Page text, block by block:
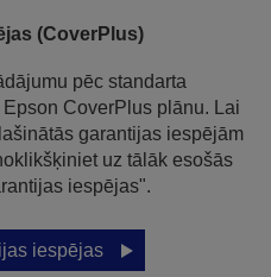
(CoverPlus)
pēc standarta
CoverPlus plānu. Lai
garantijas iespējām
uz tālāk esošās
iespējas".
iespējas